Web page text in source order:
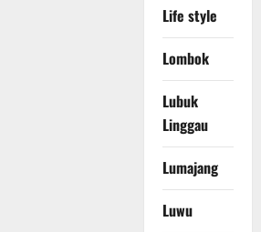
Life style
Lombok
Lubuk
Linggau
Lumajang
Luwu